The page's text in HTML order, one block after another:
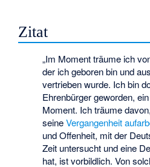
Zitat
„Im Moment träume ich
der ich geboren bin und
vertrieben wurde. Ich bin
Ehrenbürger geworden,
Moment. Ich träume
seineVergangenheit
und Offenheit, mit der
Zeit untersucht und eine
hat, ist vorbildlich. Von